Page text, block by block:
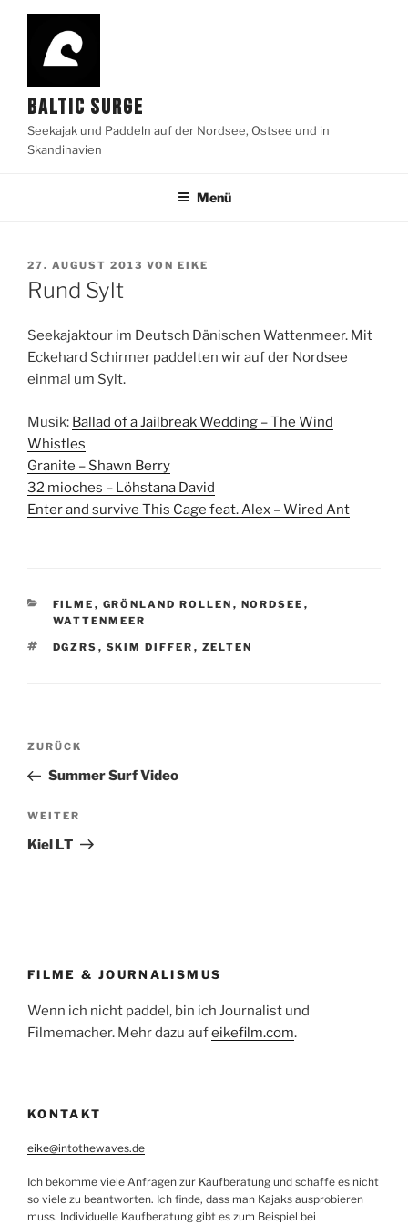
Zum
springen
BALTIC SURGE
Seekajak und Paddeln auf der Nordsee, Ostsee und in
Skandinavien
Menü
VERÖFFENTLICHT
AM
27. AUGUST 2013 VON EIKE
Rund Sylt
Seekajaktour im Deutsch Dänischen Wattenmeer. Mit
Eckehard Schirmer paddelten wir auf der Nordsee
einmal um Sylt.
Musik: Ballad of a Jailbreak Wedding – The Wind
Whistles
Granite – Shawn Berry
32 mioches – Löhstana David
Enter and survive This Cage feat. Alex – Wired Ant
KATEGORIEN
FILME , GRÖNLAND ROLLEN , NORDSEE ,
WATTENMEER
SCHLAGWÖRTER
DGZRS , SKIM DIFFER , ZELTEN
Beitragsnavigation
Vorheriger
Beitrag
ZURÜCK
Summer Surf Video
Nächster
Beitrag
WEITER
Kiel LT
FILME & JOURNALISMUS
Wenn ich nicht paddel, bin ich Journalist und
Filmemacher. Mehr dazu aufeikefilm.com.
KONTAKT
eike@intothewaves.de
Ich bekomme viele Anfragen zur Kaufberatung und schaffe es nicht
so viele zu beantworten. Ich finde, dass man Kajaks ausprobieren
muss. Individuelle Kaufberatung gibt es zum Beispiel bei